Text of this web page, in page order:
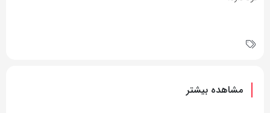
مشاهده بیشتر